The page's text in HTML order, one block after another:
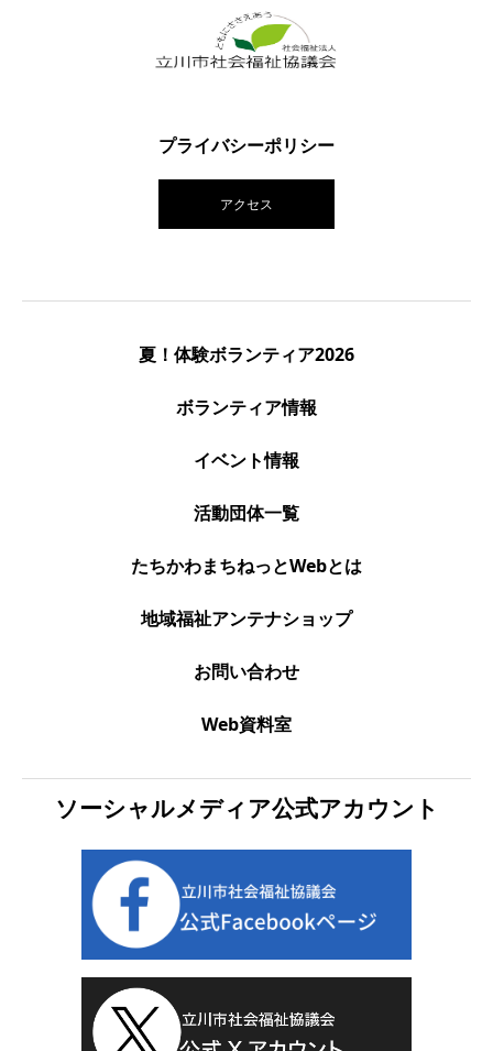
プライバシーポリシー
アクセス
夏！体験ボランティア2026
ボランティア情報
イベント情報
活動団体一覧
たちかわまちねっとWebとは
地域福祉アンテナショップ
お問い合わせ
Web資料室
ソーシャルメディア公式アカウント